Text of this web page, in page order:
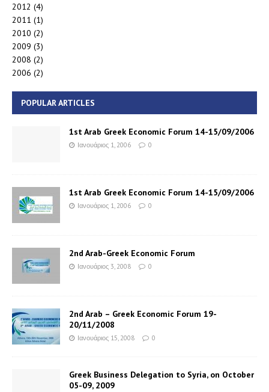
2012 (4)
2011 (1)
2010 (2)
2009 (3)
2008 (2)
2006 (2)
POPULAR ARTICLES
1st Arab Greek Economic Forum 14-15/09/2006
Ιανουάριος 1, 2006 0
1st Arab Greek Economic Forum 14-15/09/2006
Ιανουάριος 1, 2006 0
2nd Arab-Greek Economic Forum
Ιανουάριος 3, 2008 0
2nd Arab – Greek Economic Forum 19-
20/11/2008
Ιανουάριος 15, 2008 0
Greek Business Delegation to Syria, on October
05-09, 2009